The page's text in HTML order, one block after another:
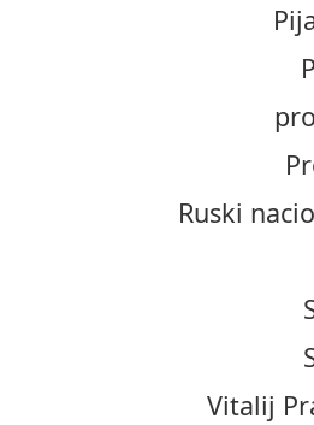
Ruski
Vitalij